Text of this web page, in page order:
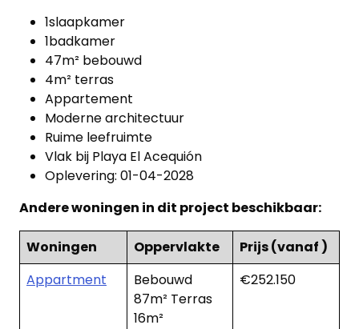
1slaapkamer
1badkamer
47m² bebouwd
4m² terras
Appartement
Moderne architectuur
Ruime leefruimte
Vlak bij Playa El Acequión
Oplevering: 01-04-2028
Andere woningen in dit project beschikbaar:
Woningen Oppervlakte
Prijs (vanaf )
Appartment
Bebouwd
87m² Terras
16m²
€252.150